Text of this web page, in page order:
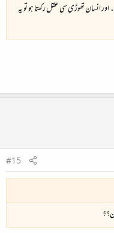
انسان تھوڑی سی عقل رکھتا ہو تو یہ
#15